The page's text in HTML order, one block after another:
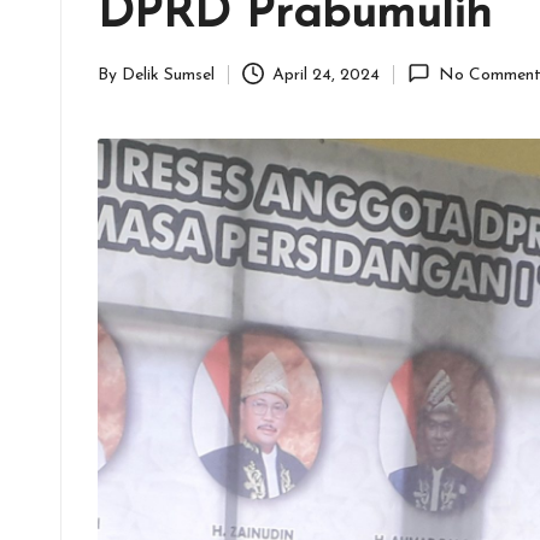
DPRD Prabumulih
Posted
By Delik Sumsel April 24, 2024 No